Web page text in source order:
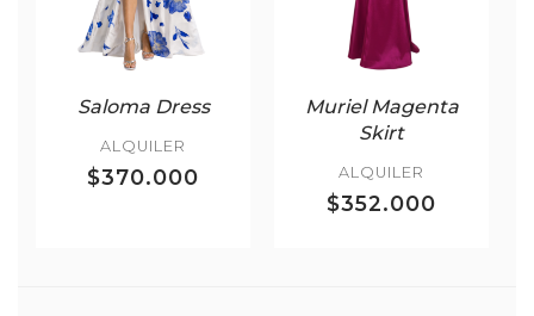
Saloma Dress
ALQUILER
$370.000
Muriel Magenta
Skirt
ALQUILER
$352.000